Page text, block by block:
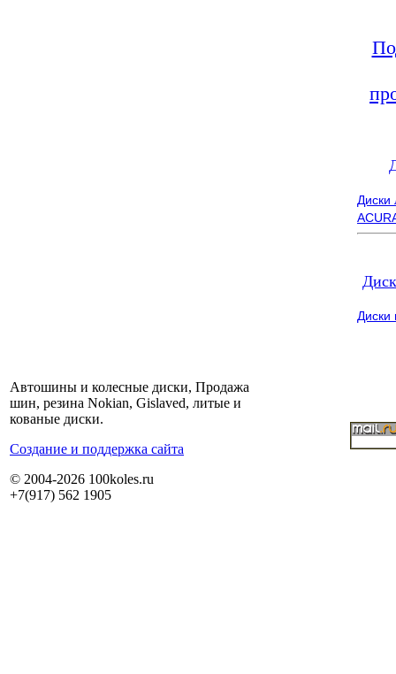
Диски
Автошины и колесные диски, Продажа
шин, резина Nokian, Gislaved, литые и
кованые диски.
Cоздание и поддержка сайта
© 2004-2026 100koles.ru
+7(917) 562 1905